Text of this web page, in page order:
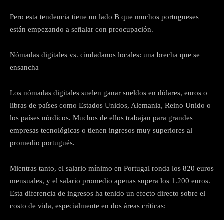
Pero esta tendencia tiene un lado B que muchos portugueses
están empezando a señalar con preocupación.
Nómadas digitales vs. ciudadanos locales: una brecha que se
ensancha
Los nómadas digitales suelen ganar sueldos en dólares, euros o
libras de países como Estados Unidos, Alemania, Reino Unido o
los países nórdicos. Muchos de ellos trabajan para grandes
empresas tecnológicas o tienen ingresos muy superiores al
promedio portugués.
Mientras tanto, el salario mínimo en Portugal ronda los 820 euros
mensuales, y el salario promedio apenas supera los 1.200 euros.
Esta diferencia de ingresos ha tenido un efecto directo sobre el
costo de vida, especialmente en dos áreas críticas: